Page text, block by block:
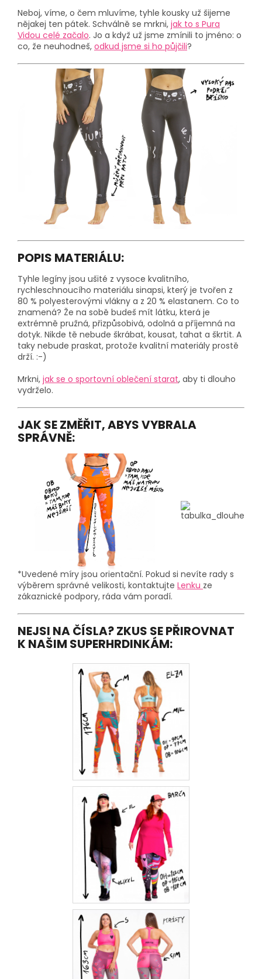
Neboj, víme, o čem mluvíme, tyhle kousky už šijeme
nějakej ten pátek. Schválně se mrkni, jak to s Pura
Vidou celé začalo. Jo a když už jsme zmínili to jméno: o
co, že neuhodneš, odkud jsme si ho půjčili?
POPIS MATERIÁLU:
Tyhle legíny jsou ušité z vysoce kvalitního,
rychleschnoucího materiálu sinapsi, který je tvořen z
80 % polyesterovými vlákny a z 20 % elastanem. Co to
znamená? Že na sobě budeš mít látku, která je
extrémně pružná, přizpůsobivá, odolná a příjemná na
dotyk. Nikde tě nebude škrábat, kousat, tahat a škrtit. A
taky nebude praskat, protože kvalitní materiály prostě
drží. :-)
Mrkni, jak se o sportovní oblečení starat, aby ti dlouho
vydrželo.
JAK SE ZMĚŘIT, ABYS VYBRALA
SPRÁVNĚ:
*Uvedené míry jsou orientační. Pokud si nevíte rady s
výběrem správné velikosti, kontaktujte Lenku ze
zákaznické podpory, ráda vám poradí.
NEJSI NA ČÍSLA? ZKUS SE PŘIROVNAT
K NAŠIM SUPERHRDINKÁM: